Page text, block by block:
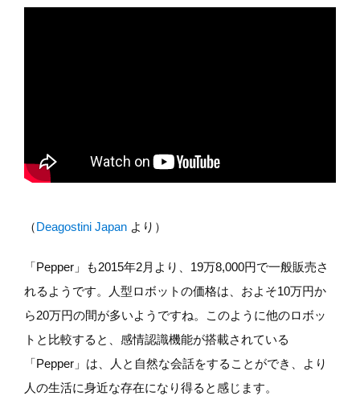
（Deagostini Japan より）
「Pepper」も2015年2月より、19万8,000円で一般販売さ
れるようです。人型ロボットの価格は、およそ10万円か
ら20万円の間が多いようですね。このように他のロボッ
トと比較すると、感情認識機能が搭載されている
「Pepper」は、人と自然な会話をすることができ、より
人の生活に身近な存在になり得ると感じます。